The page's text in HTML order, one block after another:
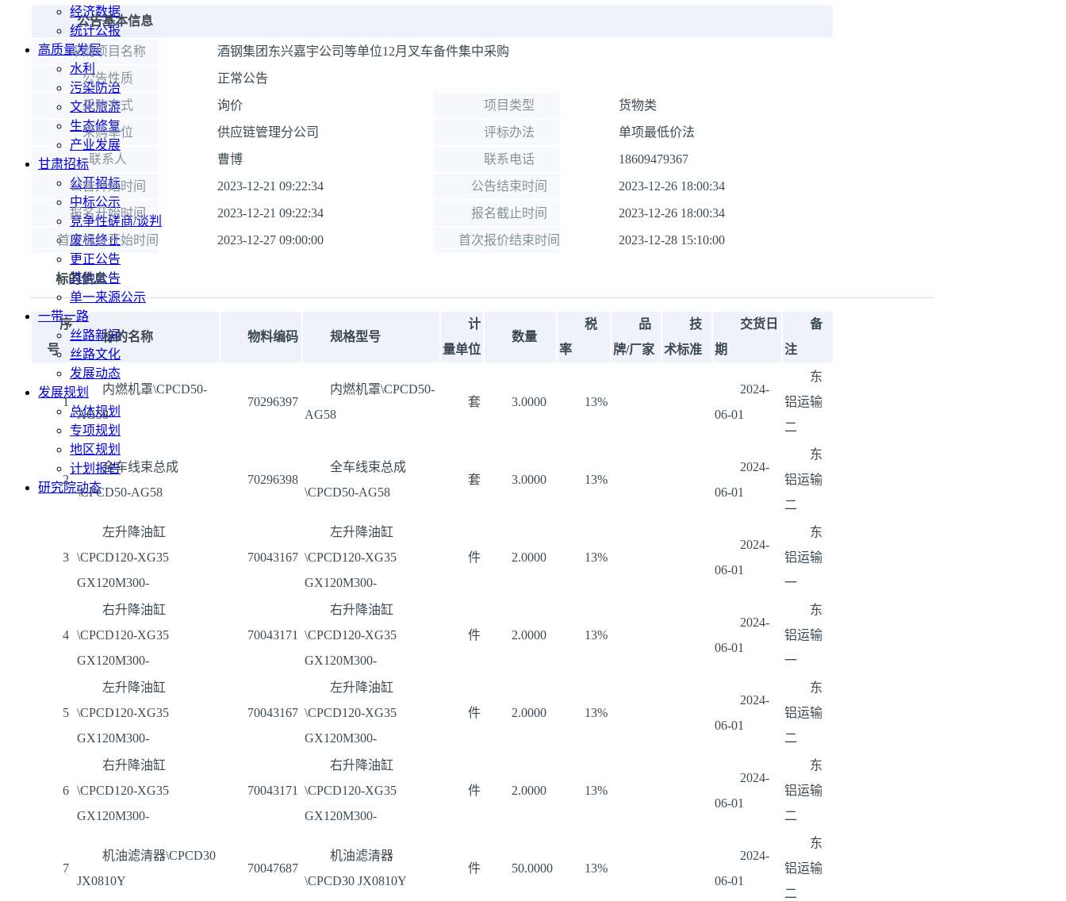
经济数据
统计公报
高质量发展
水利
污染防治
文化旅游
生态修复
产业发展
甘肃招标
公开招标
中标公示
竞争性磋商/谈判
废标终止
更正公告
其他公告
单一来源公示
一带一路
丝路新闻
丝路文化
发展动态
发展规划
总体规划
专项规划
地区规划
计划报告
研究院动态
公告基本信息
采购项目名称
酒钢集团东兴嘉宇公司等单位12月叉车备件集中采购
公告性质
正常公告
采购方式
询价 项目类型
货物类
采购单位
供应链管理分公司 评标办法
单项最低价法
联系人
曹博 联系电话
18609479367
公告开始时间
2023-12-21 09:22:34 公告结束时间
2023-12-26 18:00:34
报名开始时间
2023-12-21 09:22:34 报名截止时间
2023-12-26 18:00:34
首次报价开始时间
2023-12-27 09:00:00 首次报价结束时间 2023-12-28 15:10:00
标的信息
序
号
标的名称 物料编码 规格型号
计
量单位
数量
税
率
品
牌/厂家
技
术标准
交货日
期
备
注
1
内燃机罩\CPCD50-
AG58
70296397
内燃机罩\CPCD50-
AG58
套 3.0000 13%
2024-
06-01
东
铝运输
二
2
全车线束总成
\CPCD50-AG58
70296398
全车线束总成
\CPCD50-AG58
套 3.0000 13%
2024-
06-01
东
铝运输
二
3
左升降油缸
\CPCD120-XG35
GX120M300-
70043167
左升降油缸
\CPCD120-XG35
GX120M300-
件 2.0000 13%
2024-
06-01
东
铝运输
一
4
右升降油缸
\CPCD120-XG35
GX120M300-
70043171
右升降油缸
\CPCD120-XG35
GX120M300-
件 2.0000 13%
2024-
06-01
东
铝运输
一
5
左升降油缸
\CPCD120-XG35
GX120M300-
70043167
左升降油缸
\CPCD120-XG35
GX120M300-
件 2.0000 13%
2024-
06-01
东
铝运输
二
6
右升降油缸
\CPCD120-XG35
GX120M300-
70043171
右升降油缸
\CPCD120-XG35
GX120M300-
件 2.0000 13%
2024-
06-01
东
铝运输
二
7
机油滤清器\CPCD30
JX0810Y
70047687
机油滤清器
\CPCD30 JX0810Y
件 50.0000 13%
2024-
06-01
东
铝运输
二